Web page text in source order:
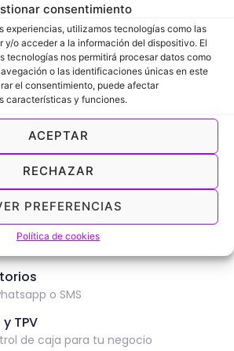
consentimiento
experiencias, utilizamos tecnologías como las
y/o acceder a la información del dispositivo. El
tecnologías nos permitirá procesar datos como
o las identificaciones únicas en este
el consentimiento, puede afectar
características y funciones.
ACEPTAR
RECHAZAR
PREFERENCIAS
Política de cookies
pensadas
tu día a
más fácil
para gestionar tu negocio, en
un solo lugar
y reservas online
reservas sincronizadas
clientes
o SMS
TPV
de caja para tu negocio